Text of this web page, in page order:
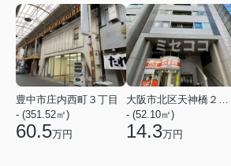
豊中市庄内西町３丁目
- (351.52㎡)
60.5万円
大阪市北区天神橋２丁目
- (52.10㎡)
14.3万円